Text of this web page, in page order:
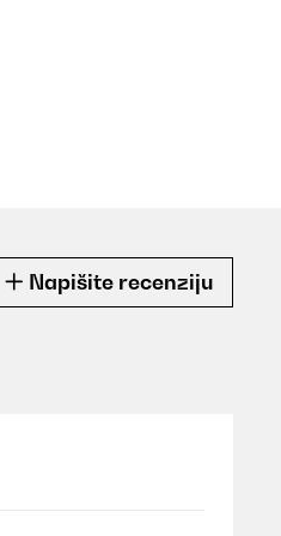
Napišite recenziju